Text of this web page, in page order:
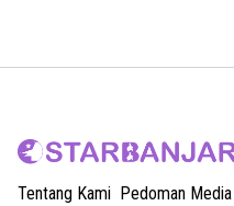
Tentang Kami Pedoman